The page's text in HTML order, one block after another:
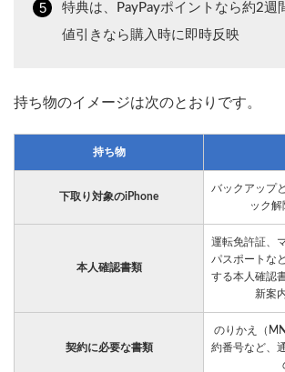
特典は、PayPayポイントなら約2週
値引きなら購入時に即時反映
持ち物のイメージは次のとおりです。
持ち物
下取り対象のiPhone
バックアップ
ック
本人確認書類
運転免許証、
パスポートな
する本人確認
新案
契約に必要な書類
のりかえ（
約番号など、